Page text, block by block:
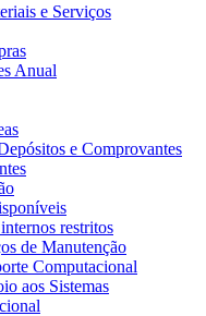
e Serviços
Anual
e Comprovantes
restritos
de Manutenção
Computacional
aos Sistemas